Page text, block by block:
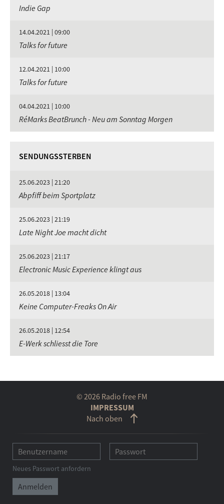
Indie Gap
14.04.2021 | 09:00
Talks for future
12.04.2021 | 10:00
Talks for future
04.04.2021 | 10:00
RéMarks BeatBrunch - Neu am Sonntag Morgen
SENDUNGSSTERBEN
25.06.2023 | 21:20
Abpfiff beim Sportplatz
25.06.2023 | 21:19
Late Night Joe macht dicht
25.06.2023 | 21:17
Electronic Music Experience klingt aus
26.05.2018 | 13:04
Keine Computer-Freaks On Air
26.05.2018 | 12:54
E-Werk schliesst die Tore
© 2026 Radio free FM
IMPRESSUM
Nach oben
Neues Passwort anfordern